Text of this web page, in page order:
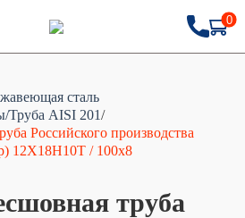
0
сталь
/Труба AISI 201/
Российского производства
12Х18Н10Т / 100х8
труба